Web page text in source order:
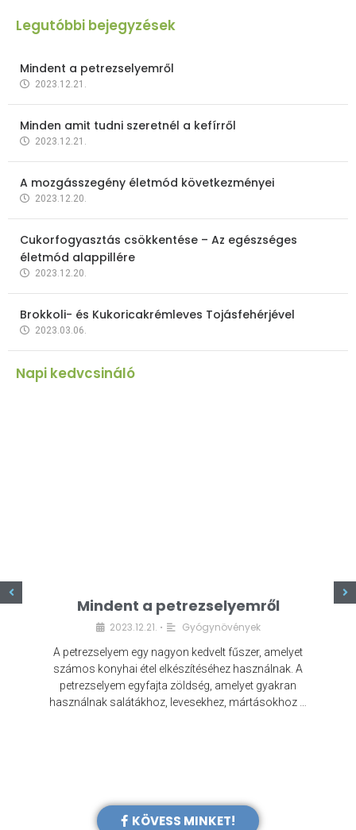
Legutóbbi bejegyzések
Mindent a petrezselyemről
2023.12.21.
Minden amit tudni szeretnél a kefírről
2023.12.21.
A mozgásszegény életmód következményei
2023.12.20.
Cukorfogyasztás csökkentése – Az egészséges
életmód alappillére
2023.12.20.
Brokkoli- és Kukoricakrémleves Tojásfehérjével
2023.03.06.
Napi kedvcsináló
Mindent a petrezselyemről
2023.12.21. • Gyógynövények
A petrezselyem egy nagyon kedvelt fűszer, amelyet
számos konyhai étel elkészítéséhez használnak. A
petrezselyem egyfajta zöldség, amelyet gyakran
használnak salátákhoz, levesekhez, mártásokhoz …
KÖVESS MINKET!